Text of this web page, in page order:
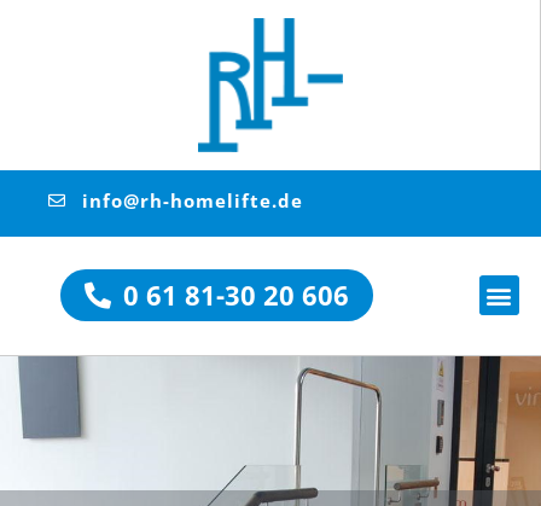
info@rh-homelifte.de
0 61 81-30 20 606